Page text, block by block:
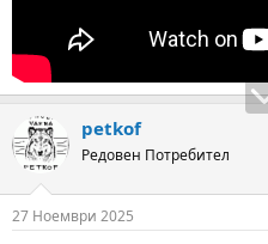
petkof
Редовен Потребител
27 Ноември 2025